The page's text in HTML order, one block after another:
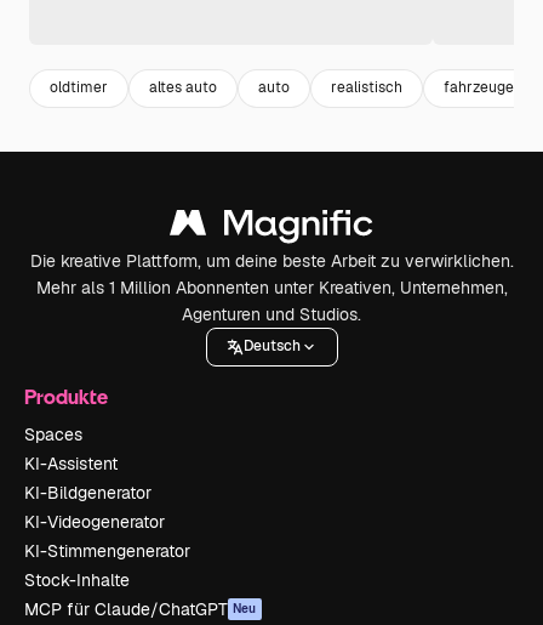
oldtimer altes auto auto realistisch fahrzeuge
Die kreative Plattform, um deine beste Arbeit zu verwirklichen.
Mehr als 1 Million Abonnenten unter Kreativen, Unternehmen,
Agenturen und Studios.
Deutsch
Produkte
Spaces
KI-Assistent
KI-Bildgenerator
KI-Videogenerator
KI-Stimmengenerator
Stock-Inhalte
MCP für Claude/ChatGPT Neu